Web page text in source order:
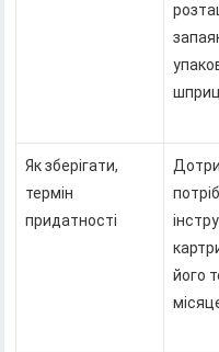
Як зберігати,
термін
придатності
його